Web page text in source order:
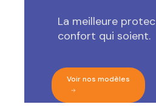
La meilleure
confort qui soient.
Voir nos modèles